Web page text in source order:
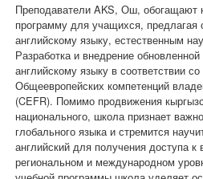
Преподаватели AKS, Ош, обогащают
программу для учащихся,
английскому языку, естественным
Разработка и внедрение
английскому языку в соответствии
Общеевропейских компетенций
(CEFR). Помимо продвижения
национального, школа признает
глобального языка и стремится
английский для получения доступа
региональном и международном